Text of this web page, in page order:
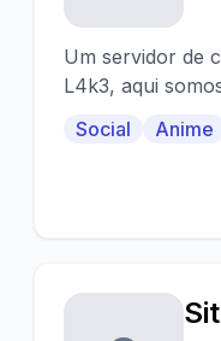
Um servidor de
L4k3, aqui
Social Anime